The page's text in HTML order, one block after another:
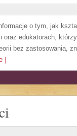
o tym, jak
edukatorach,
bez zastosowania,
]